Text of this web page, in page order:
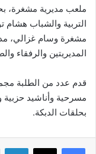
ملعب مديرية مشغرة،
التربية والشباب هشام
مشغرة وسام غزالي،
المديريتين والرفقاء
قدم عدد من الطلبة
مسرحية وأناشيد حزبية
بحلقات الدبكة.
فيسبوك